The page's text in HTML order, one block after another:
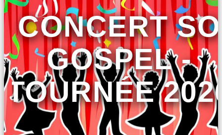
CONCERT SO
GOSPEL -
TOURNÉE